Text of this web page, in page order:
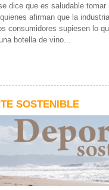
dice que es saludable
afirman que la
consumidores supiesen lo
botella de vino...
SOSTENIBLE